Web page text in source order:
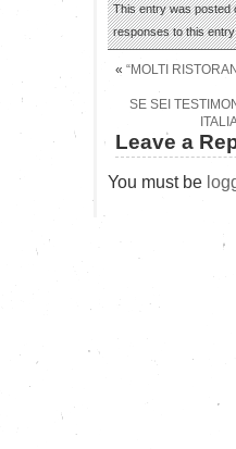
This entry was posted
responses to this
« “MOLTI
SE SEI
Leave a
You must be